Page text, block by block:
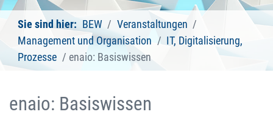
Sie sind hier: BEW
Veranstaltungen
Management und Organisation
IT, Digitalisierung,
Prozesse
enaio: Basiswissen
enaio: Basiswissen